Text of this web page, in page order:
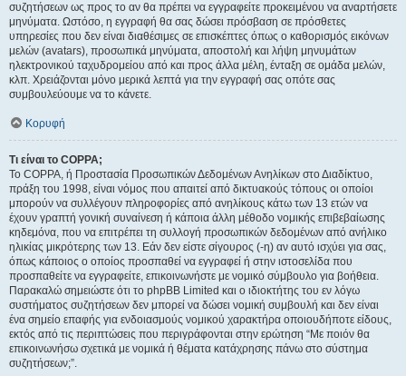
συζητήσεων ως προς το αν θα πρέπει να εγγραφείτε προκειμένου να αναρτήσετε
μηνύματα. Ωστόσο, η εγγραφή θα σας δώσει πρόσβαση σε πρόσθετες
υπηρεσίες που δεν είναι διαθέσιμες σε επισκέπτες όπως ο καθορισμός εικόνων
μελών (avatars), προσωπικά μηνύματα, αποστολή και λήψη μηνυμάτων
ηλεκτρονικού ταχυδρομείου από και προς άλλα μέλη, ένταξη σε ομάδα μελών,
κλπ. Χρειάζονται μόνο μερικά λεπτά για την εγγραφή σας οπότε σας
συμβουλεύουμε να το κάνετε.
Κορυφή
Τι είναι το COPPA;
Το COPPA, ή Προστασία Προσωπικών Δεδομένων Ανηλίκων στο Διαδίκτυο,
πράξη του 1998, είναι νόμος που απαιτεί από δικτυακούς τόπους οι οποίοι
μπορούν να συλλέγουν πληροφορίες από ανηλίκους κάτω των 13 ετών να
έχουν γραπτή γονική συναίνεση ή κάποια άλλη μέθοδο νομικής επιβεβαίωσης
κηδεμόνα, που να επιτρέπει τη συλλογή προσωπικών δεδομένων από ανήλικο
ηλικίας μικρότερης των 13. Εάν δεν είστε σίγουρος (-η) αν αυτό ισχύει για σας,
όπως κάποιος ο οποίος προσπαθεί να εγγραφεί ή στην ιστοσελίδα που
προσπαθείτε να εγγραφείτε, επικοινωνήστε με νομικό σύμβουλο για βοήθεια.
Παρακαλώ σημειώστε ότι το phpBB Limited και ο ιδιοκτήτης του εν λόγω
συστήματος συζητήσεων δεν μπορεί να δώσει νομική συμβουλή και δεν είναι
ένα σημείο επαφής για ενδοιασμούς νομικού χαρακτήρα οποιουδήποτε είδους,
εκτός από τις περιπτώσεις που περιγράφονται στην ερώτηση “Με ποιόν θα
επικοινωνήσω σχετικά με νομικά ή θέματα κατάχρησης πάνω στο σύστημα
συζητήσεων;”.